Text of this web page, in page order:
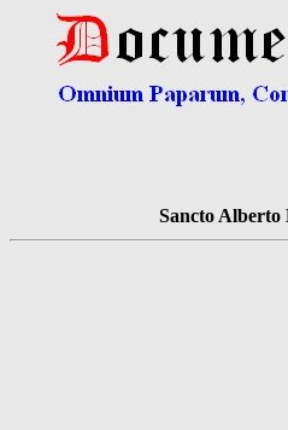
Sancto Alberto